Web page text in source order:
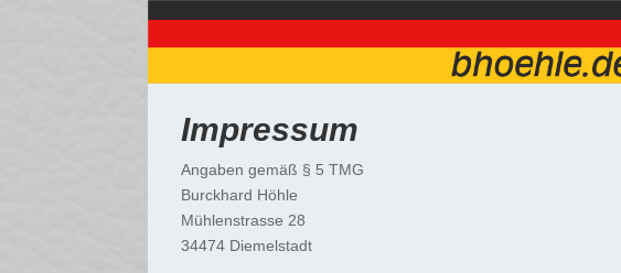
Impressum
Angaben gemäß § 5 TMG
Burckhard Höhle
Mühlenstrasse 28
34474 Diemelstadt